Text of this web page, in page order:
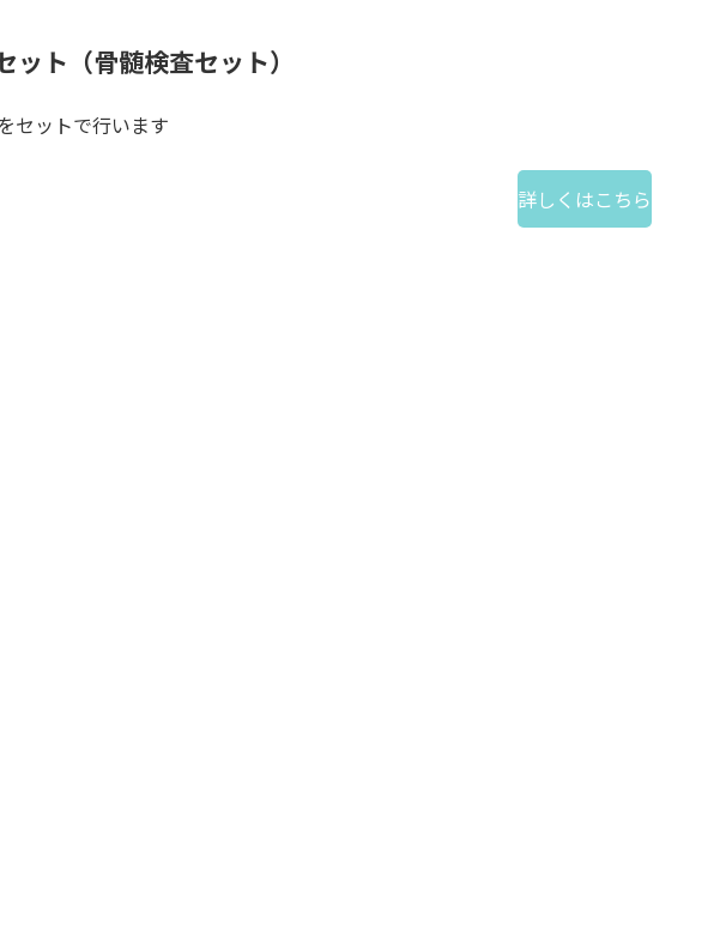
ット（骨髄検査セット）
セットで行います
詳しくはこちら